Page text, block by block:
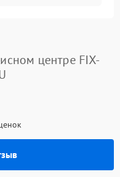
центре FIX-